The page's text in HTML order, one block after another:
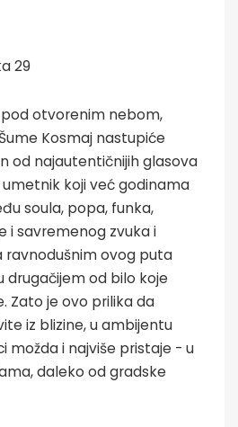
29
pod otvorenim nebom,
Kosmaj nastupiće
od najautentičnijih glasova
koji već godinama
soula, popa, funka,
i savremenog zvuka i
ravnodušnim ovog puta
drugačijem od bilo koje
Zato je ovo prilika da
iz blizine, u ambijentu
možda i najviše pristaje - u
daleko od gradske